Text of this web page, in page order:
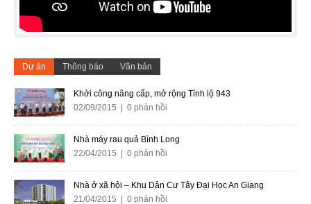
Dự án Thông báo Văn bản
Khởi công nâng cấp, mở rộng Tỉnh lộ 943
02/09/2015 | 0 phản hồi
Nhà máy rau quả Bình Long
22/04/2015 | 0 phản hồi
Nhà ở xã hội – Khu Dân Cư Tây Đại Học An Giang
21/04/2015 | 0 phản hồi